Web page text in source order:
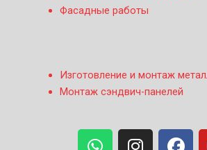
Фасадные работы
Изготовление и монтаж
Монтаж сэндвич-панелей
W
I
F